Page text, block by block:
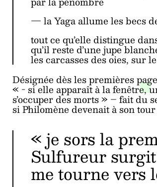
― la Yaga allume les becs
tout ce qu’elle distingue
qu’il reste d’une jupe
les carcasses des oies, sur
Désignée dès les premières
« - si elle apparaît à la fenêtre,
s’occuper des morts » – fait du
si Philomène devenait à son
« je sors la
Sulfureur
me tourne vers